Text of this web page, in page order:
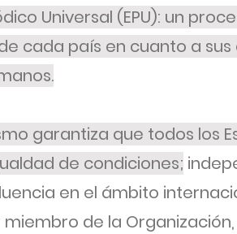
Universal (EPU): un
cada país en cuanto a
garantiza que todos los
de condiciones;
en el ámbito
de la